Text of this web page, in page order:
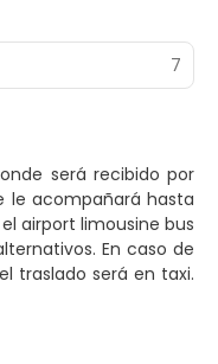
7
será recibido por
le acompañará hasta
airport limousine bus
En caso de
traslado será en taxi.